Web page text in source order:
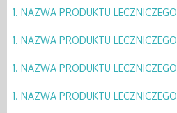
1. NAZWA PRODUKTU LECZNICZEGO
1. NAZWA PRODUKTU LECZNICZEGO
1. NAZWA PRODUKTU LECZNICZEGO
1. NAZWA PRODUKTU LECZNICZEGO